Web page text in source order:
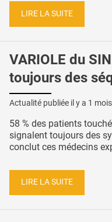
LIRE LA SUITE
VARIOLE du
toujours des
Actualité publiée il y a 1
58 % des patients
signalent toujours des
conclut ces médecins
LIRE LA SUITE